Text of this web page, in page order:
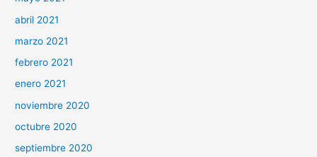
abril 2021
marzo 2021
febrero 2021
enero 2021
noviembre 2020
octubre 2020
septiembre 2020